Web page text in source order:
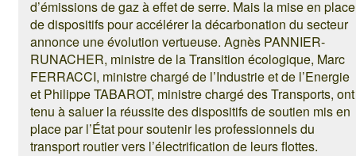
d’émissions de gaz à effet de serre. Mais la mise en place
de dispositifs pour accélérer la décarbonation du secteur
annonce une évolution vertueuse. Agnès PANNIER-
RUNACHER, ministre de la Transition écologique, Marc
FERRACCI, ministre chargé de l’Industrie et de l’Energie
et Philippe TABAROT, ministre chargé des Transports, ont
tenu à saluer la réussite des dispositifs de soutien mis en
place par l’État pour soutenir les professionnels du
transport routier vers l’électrification de leurs flottes.